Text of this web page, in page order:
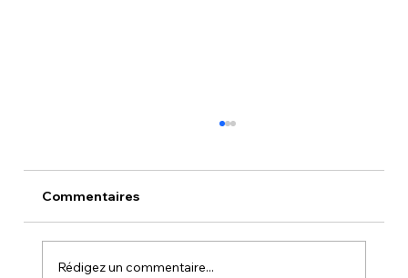
Commentaires
Rédigez un commentaire...